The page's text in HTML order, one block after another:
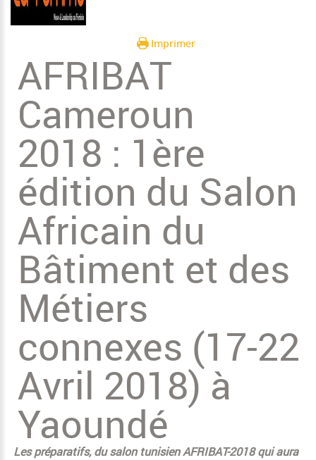
Imprimer
AFRIBAT
Cameroun
2018 : 1ère
édition du Salon
Africain du
Bâtiment et des
Métiers
connexes (17-22
Avril 2018) à
Yaoundé
Les préparatifs, du salon tunisien AFRIBAT-2018 qui aura